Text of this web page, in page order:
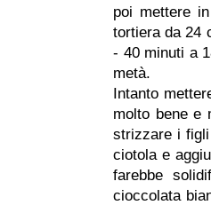
poi mettere
tortiera da 24
- 40 minuti a
metà.
Intanto
molto bene e
strizzare i
ciotola e
farebbe
cioccolata